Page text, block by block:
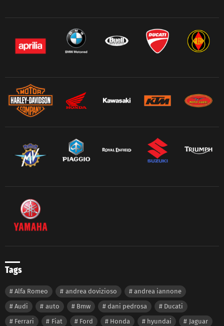
Tags
Alfa Romeo andrea dovizioso
andrea iannone
Audi
auto Bmw dani pedrosa
Ducati
Ferrari
Fiat Ford Honda hyundai
Jaguar